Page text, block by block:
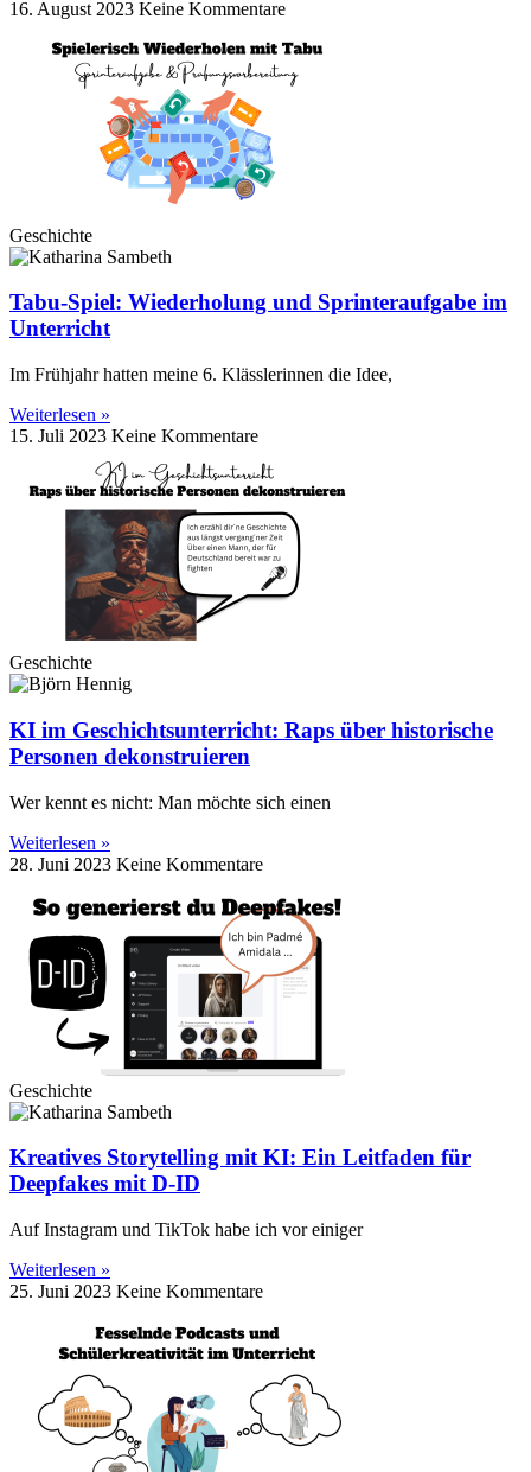
16. August 2023 Keine Kommentare
Geschichte
Tabu-Spiel: Wiederholung und Sprinteraufgabe im
Unterricht
Im Frühjahr hatten meine 6. Klässlerinnen die Idee,
Weiterlesen »
15. Juli 2023 Keine Kommentare
Geschichte
KI im Geschichtsunterricht: Raps über historische
Personen dekonstruieren
Wer kennt es nicht: Man möchte sich einen
Weiterlesen »
28. Juni 2023 Keine Kommentare
Geschichte
Kreatives Storytelling mit KI: Ein Leitfaden für
Deepfakes mit D-ID
Auf Instagram und TikTok habe ich vor einiger
Weiterlesen »
25. Juni 2023 Keine Kommentare